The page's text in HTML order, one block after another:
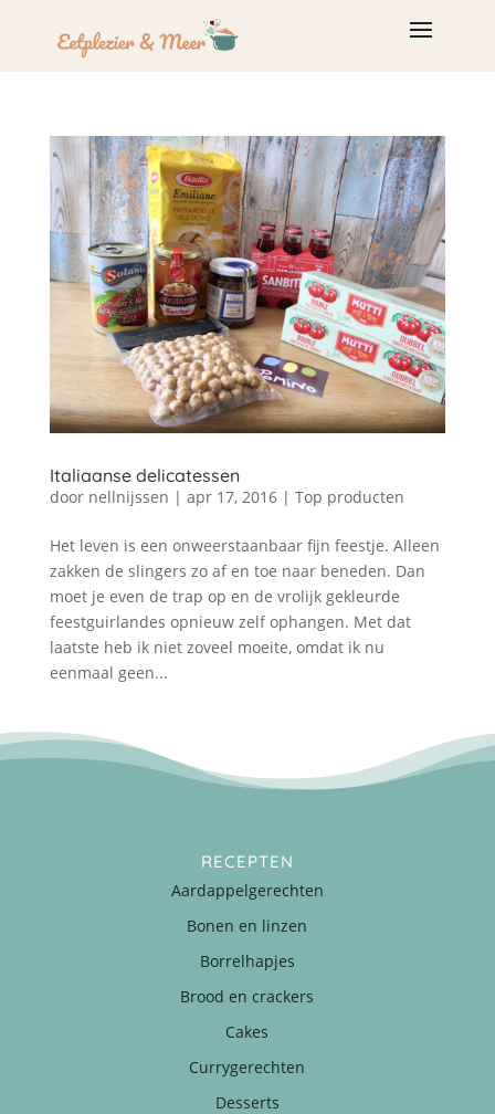
Italiaanse delicatessen
door nellnijssen | apr 17, 2016| Top producten
Het leven is een onweerstaanbaar fijn feestje. Alleen
zakken de slingers zo af en toe naar beneden. Dan
moet je even de trap op en de vrolijk gekleurde
feestguirlandes opnieuw zelf ophangen. Met dat
laatste heb ik niet zoveel moeite, omdat ik nu
eenmaal geen...
RECEPTEN
Aardappelgerechten
Bonen en linzen
Borrelhapjes
Brood en crackers
Cakes
Currygerechten
Desserts